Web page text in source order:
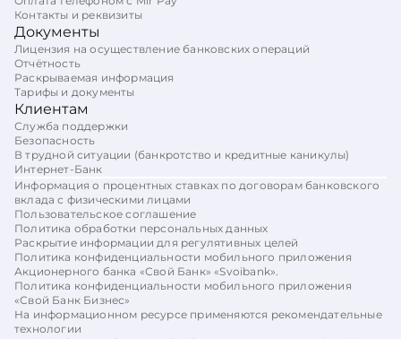
Контакты и реквизиты
Документы
Лицензия на осуществление банковских операций
Отчётность
Раскрываемая информация
Тарифы и документы
Клиентам
Служба поддержки
Безопасность
В трудной ситуации (банкротство и кредитные каникулы)
Интернет-Банк
Информация о процентных ставках по договорам банковского
вклада с физическими лицами
Пользовательское соглашение
Политика обработки персональных данных
Раскрытие информации для регулятивных целей
Политика конфиденциальности мобильного приложения
Акционерного банка «Свой Банк» «Svoibank».
Политика конфиденциальности мобильного приложения
«Свой Банк Бизнес»
На информационном ресурсе применяются рекомендательные
технологии